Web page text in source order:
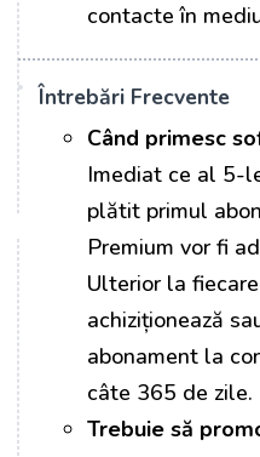
contacte în
Întrebări Frecvente
Când primesc
Imediat ce al 5-
plătit primul
Premium vor fi
Ulterior la
achiziționează
abonament la
câte 365 de zile.
Trebuie să